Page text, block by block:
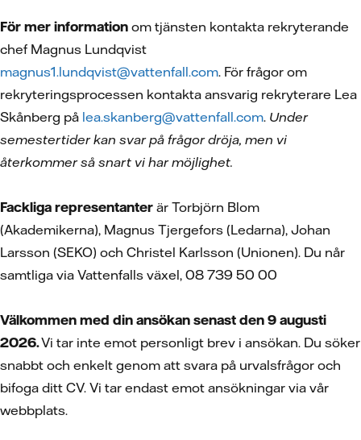
För mer information om tjänsten kontakta rekryterande
chef Magnus Lundqvist
magnus1.lundqvist@vattenfall.com. För frågor om
rekryteringsprocessen kontakta ansvarig rekryterare Lea
Skånberg på lea.skanberg@vattenfall.com. Under
semestertider kan svar på frågor dröja, men vi
återkommer så snart vi har möjlighet.
Fackliga representanter är Torbjörn Blom
(Akademikerna), Magnus Tjergefors (Ledarna), Johan
Larsson (SEKO) och Christel Karlsson (Unionen). Du når
samtliga via Vattenfalls växel, 08 739 50 00
Välkommen med din ansökan senast den 9 augusti
2026.Vi tar inte emot personligt brev i ansökan. Du söker
snabbt och enkelt genom att svara på urvalsfrågor och
bifoga ditt CV. Vi tar endast emot ansökningar via vår
webbplats.